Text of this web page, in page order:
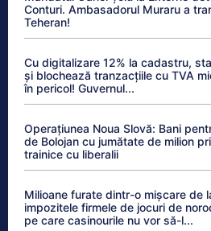
Conturi. Ambasadorul Muraru a
Teheran!
Cu digitalizare 12% la cadastru,
și blochează tranzacțiile cu TVA
în pericol! Guvernul...
Operațiunea Noua Slovă: Bani
de Bolojan cu jumătate de milion
trainice cu liberalii
Milioane furate dintr-o mișcare de
impozitele firmele de jocuri de
pe care casinourile nu vor să-l...